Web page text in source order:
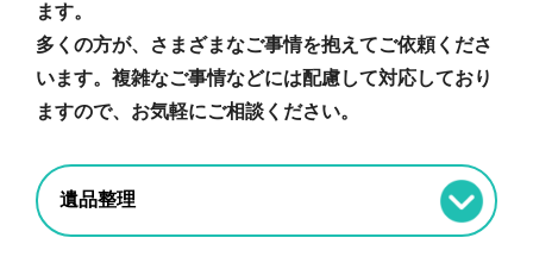
ます。
多くの方が、さまざまなご事情を抱えてご依頼くださ
います。複雑なご事情などには配慮して対応しており
ますので、お気軽にご相談ください。